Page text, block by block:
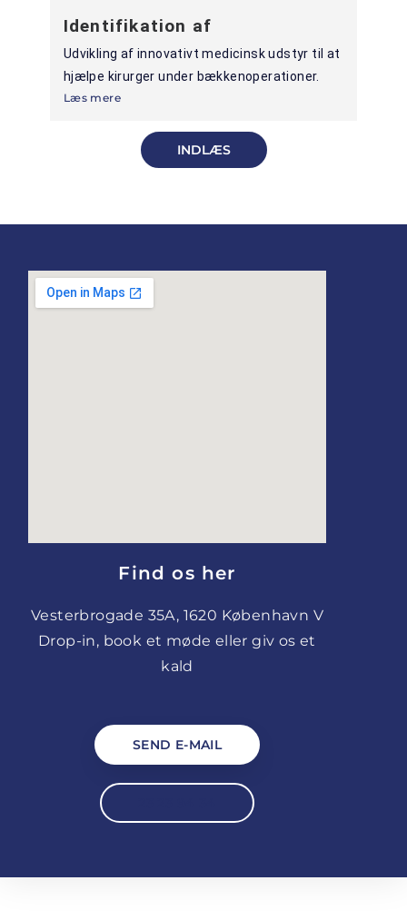
Identifikation af
Udvikling af innovativt medicinsk udstyr til at
hjælpe kirurger under bækkenoperationer.
Læs mere
INDLÆS
Find os her
Vesterbrogade 35A, 1620 København V
Drop-in, book et møde eller giv os et
kald
SEND E-MAIL